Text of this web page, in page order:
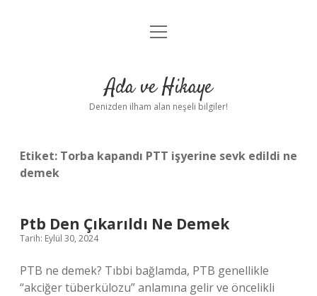
Anasayfa
Yasal Uyarı
menüyü
Ada ve Hikaye
Denizden ilham alan neşeli bilgiler!
Etiket: Torba kapandı PTT işyerine sevk edildi ne
demek
Ptb Den Çıkarıldı Ne Demek
Tarih: Eylül 30, 2024
PTB ne demek? Tıbbi bağlamda, PTB genellikle
“akciğer tüberkülozu” anlamına gelir ve öncelikli